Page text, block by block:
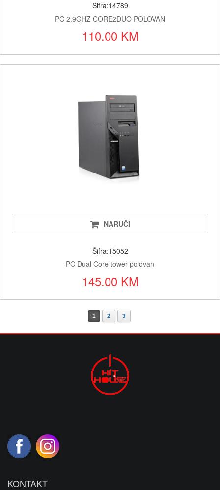
Šifra:14789
PC 2.9GHZ CORE2DUO POLOVAN
110.00 KM
NARUČI
Šifra:15052
PC Dual Core tower polovan
145.00 KM
1 2 3
KONTAKT